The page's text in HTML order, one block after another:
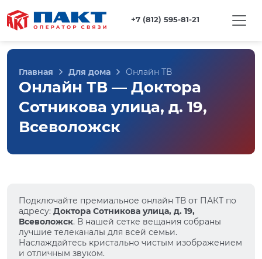
+7 (812) 595-81-21
Главная Для дома Онлайн ТВ
Онлайн ТВ — Доктора
Сотникова улица, д. 19,
Всеволожск
Подключайте премиальное онлайн ТВ от ПАКТ по
адресу: Доктора Сотникова улица, д. 19,
Всеволожск. В нашей сетке вещания собраны
лучшие телеканалы для всей семьи.
Наслаждайтесь кристально чистым изображением
и отличным звуком.